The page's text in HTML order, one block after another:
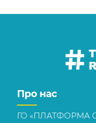
Про нас
ГО «ПЛАТФОРМА